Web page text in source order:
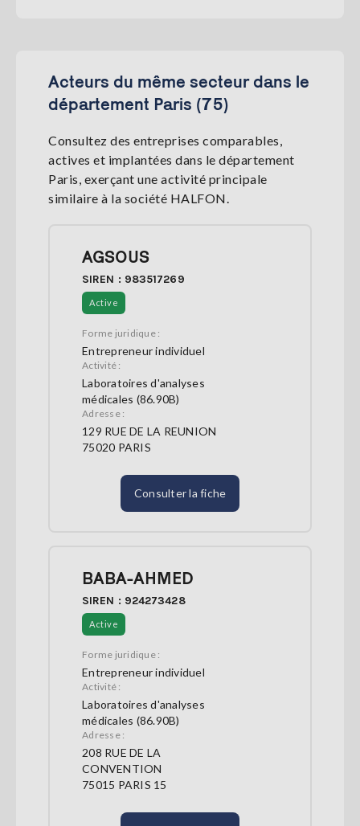
Acteurs du même secteur dans le
département Paris (75)
Consultez des entreprises comparables,
actives et implantées dans le département
Paris, exerçant une activité principale
similaire à la société HALFON.
AGSOUS
SIREN : 983517269
Active
Forme juridique :
Entrepreneur individuel
Activité :
Laboratoires d'analyses
médicales (86.90B)
Adresse :
129 RUE DE LA REUNION
75020 PARIS
Consulter la fiche
BABA-AHMED
SIREN : 924273428
Active
Forme juridique :
Entrepreneur individuel
Activité :
Laboratoires d'analyses
médicales (86.90B)
Adresse :
208 RUE DE LA
CONVENTION
75015 PARIS 15